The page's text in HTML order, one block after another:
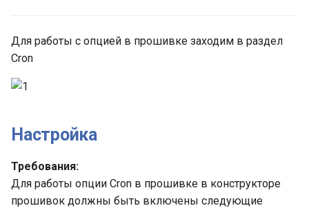
я
п
о
с
а
Designer lines
Web Key
ADS1115
Прочее Оборудование
Для работы с опцией в прошивке заходим в раздел
Cron
Настройка
Требования:
Для работы опции Cron в прошивке в конструкторе
прошивок должны быть включены следующие